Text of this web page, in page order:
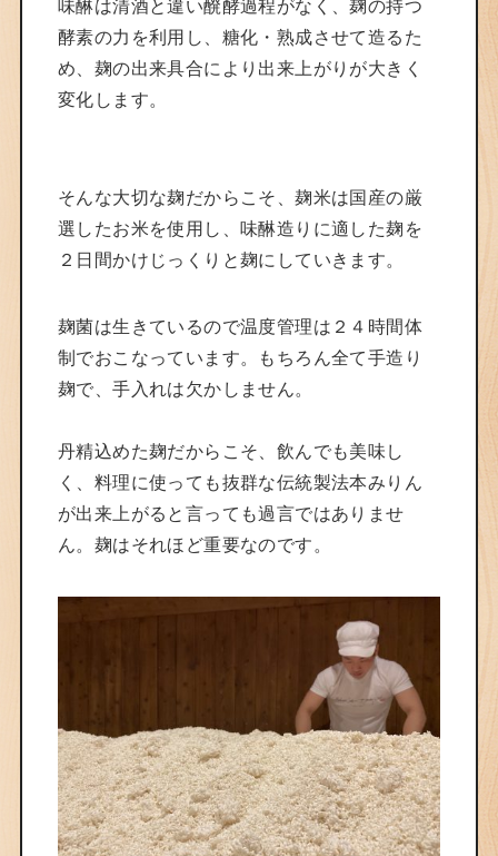
味醂は清酒と違い醗酵過程がなく、麹の持つ
酵素の力を利用し、糖化・熟成させて造るた
め、麹の出来具合により出来上がりが大きく
変化します。
そんな大切な麹だからこそ、麹米は国産の厳
選したお米を使用し、味醂造りに適した麹を
２日間かけじっくりと麹にしていきます。
麹菌は生きているので温度管理は２４時間体
制でおこなっています。もちろん全て手造り
麹で、手入れは欠かしません。
丹精込めた麹だからこそ、飲んでも美味し
く、料理に使っても抜群な伝統製法本みりん
が出来上がると言っても過言ではありませ
ん。麹はそれほど重要なのです。